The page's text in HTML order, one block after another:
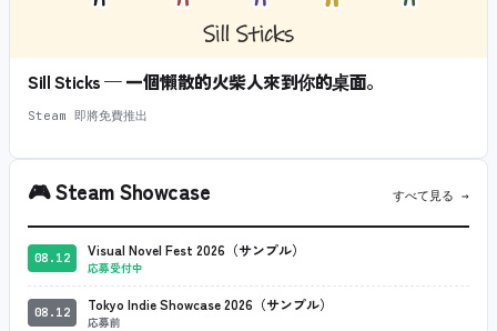
Sill Sticks — 一個懶散的火柴人來到你的桌面。
Steam 即將免費推出
🎮Steam Showcase すべて見る →
08.12 Visual Novel Fest 2026（サンプル）
応募受付中
08.12 Tokyo Indie Showcase 2026（サンプル）
応募前